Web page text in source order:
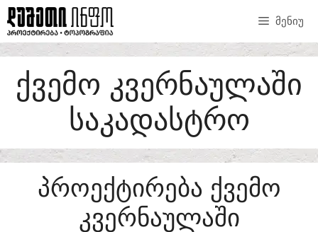
SKIP
TO
CONTENT
ᲛᲔᲜᲘᲣ
ᲥᲕᲔᲛᲝ ᲙᲕᲔᲠᲜᲐᲣᲚᲐᲨᲘ
ᲡᲐᲙᲐᲓᲐᲡᲢᲠᲝ
ᲞᲠᲝᲔᲥᲢᲘᲠᲔᲑᲐ ᲥᲕᲔᲛᲝ
ᲙᲕᲔᲠᲜᲐᲣᲚᲐᲨᲘ